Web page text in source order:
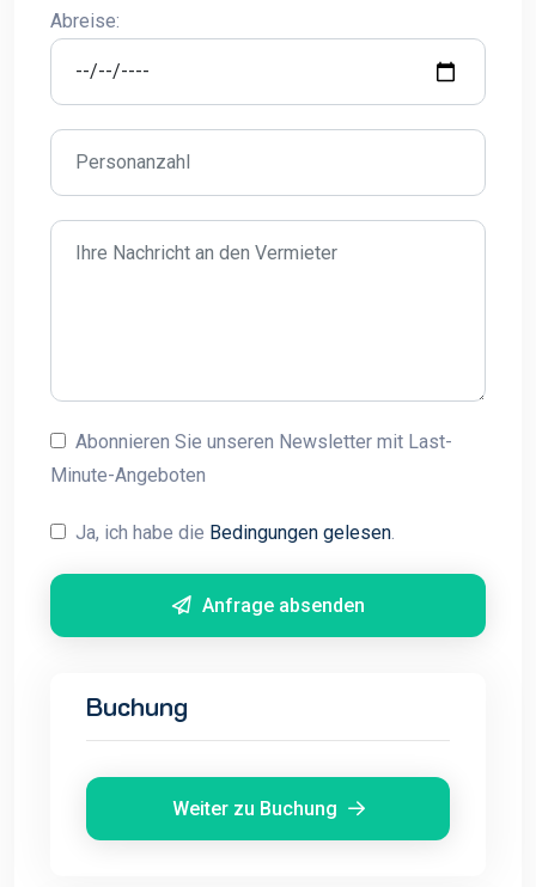
Abreise:
Abonnieren Sie unseren Newsletter mit Last-
Minute-Angeboten
Ja, ich habe die Bedingungen gelesen.
Anfrage absenden
Buchung
Weiter zu Buchung